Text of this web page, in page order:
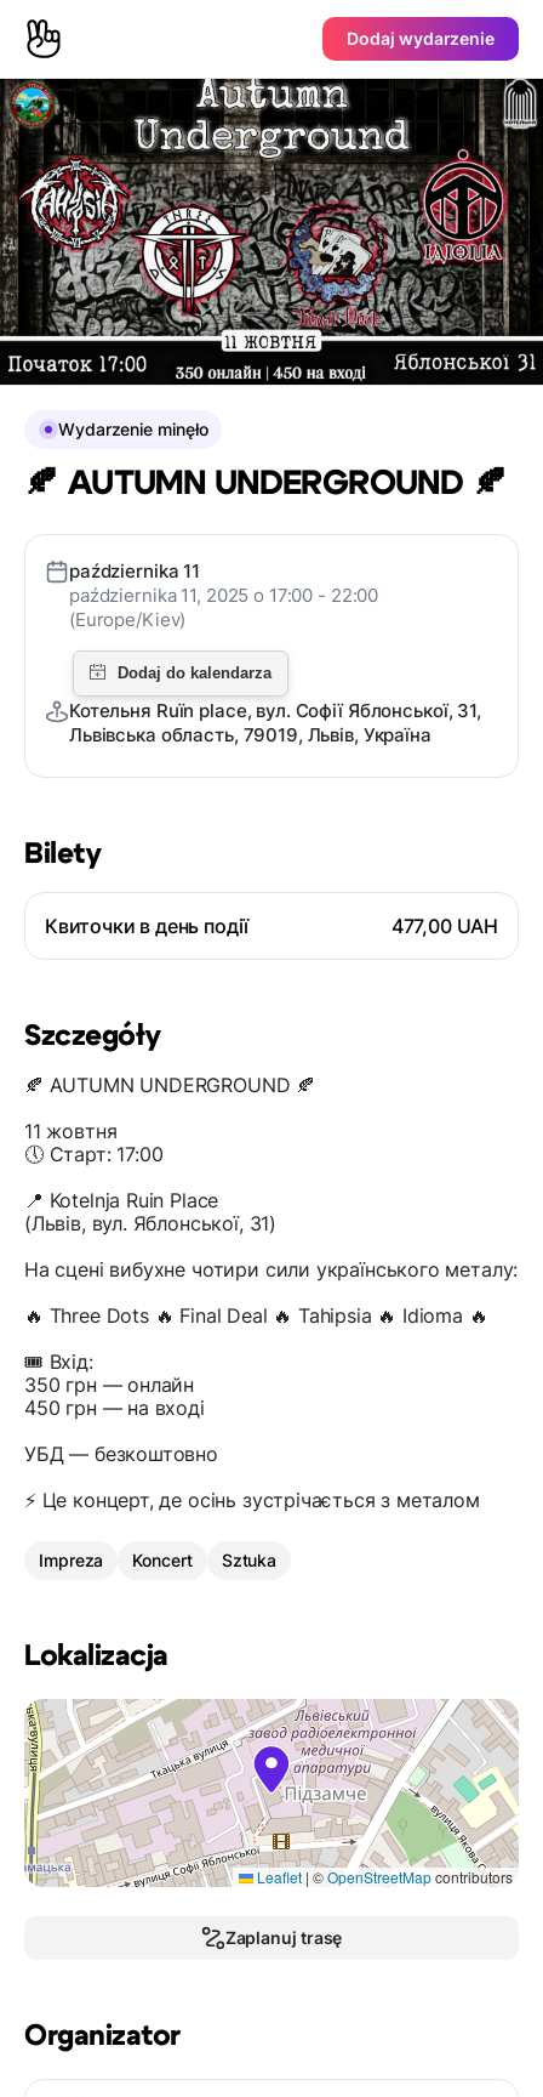
Dodaj wydarzenie
Bilety
Квиточки в день події 477,00 UAH
Szczegóły
🍂 AUTUMN UNDERGROUND 🍂
11 жовтня
🕔 Старт: 17:00
📍 Kotelnja Ruin Place
(Львів, вул. Яблонської, 31)
На сцені вибухне чотири сили українського металу:
🔥 Three Dots 🔥 Final Deal 🔥 Tahipsia 🔥 Idioma 🔥
🎟 Вхід:
350 грн — онлайн
450 грн — на вході
УБД — безкоштовно
⚡ Це концерт, де осінь зустрічається з металом
Impreza Koncert Sztuka
Lokalizacja
Leaflet | ©OpenStreetMapcontributors
Zaplanuj trasę
Organizator
Wydarzenie minęło
🍂 AUTUMN UNDERGROUND 🍂
października 11
października 11, 2025 o 17:00 - 22:00
(Europe/Kiev)
Котельня Ruïn place, вул. Софії Яблонської, 31,
Львівська область, 79019, Львів, Україна